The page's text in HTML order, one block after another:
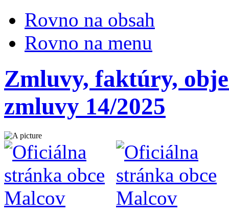
Rovno na obsah
Rovno na menu
Zmluvy, faktúry,
zmluvy 14/2025